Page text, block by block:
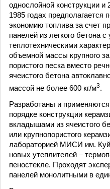
однослойной конструкции и
1985 годах предполагается
экономию топлива за счет
панелей из легкого бетона
теплотехническими
объемной массы крупного
пористого песка вместо
ячеистого бетона
массой не более 600 кг/м3.
Разработаны и
порядке конструкции
вкладышами из ячеистого
или крупнопористого
лабораторией МИСИ им.
новых утеплителей –
пеностекле. Проходят
панелей монолитными в